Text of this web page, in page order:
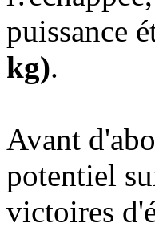
puissance
kg).
Avant
potentiel
victoires